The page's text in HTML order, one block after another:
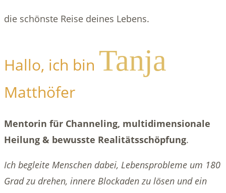
die schönste Reise deines Lebens.
Hallo, ich bin Tanja
Matthöfer
Mentorin für Channeling, multidimensionale
Heilung & bewusste Realitätsschöpfung.
Ich begleite Menschen dabei, Lebensprobleme um 180
Grad zu drehen, innere Blockaden zu lösen und ein